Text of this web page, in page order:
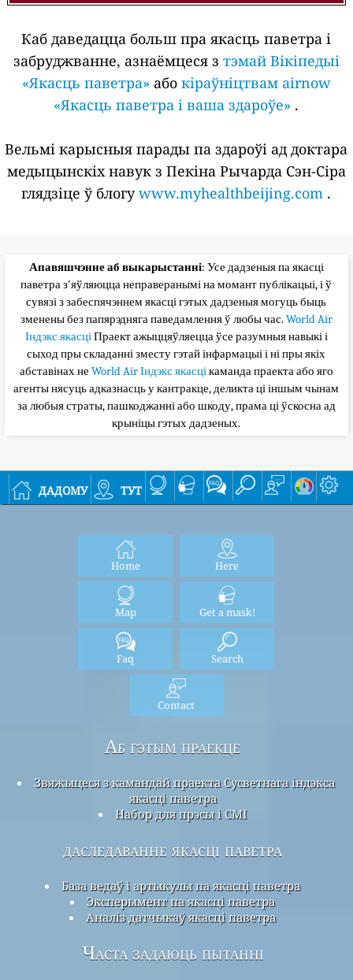
Каб даведацца больш пра якасць паветра і
забруджванне, азнаёмцеся з тэмай Вікіпедыі
«Якасць паветра» або кіраўніцтвам airnow
«Якасць паветра і ваша здароўе» .
Вельмі карысныя парады па здароўі ад доктара
медыцынскіх навук з Пекіна Рычарда Сэн-Сіра
глядзіце ў блогуwww.myhealthbeijing.com .
Апавяшчэнне аб выкарыстанні: Усе дадзеныя па якасці
паветра з'яўляюцца неправеранымі на момант публікацыі, і ў
сувязі з забеспячэннем якасці гэтых дадзеныя могуць быць
зменены без папярэдняга паведамлення ў любы час.World Air
Індэкс якасціПраект ажыццяўляецца ўсе разумныя навыкі і
сыход пры складанні зместу гэтай інфармацыі і ні пры якіх
абставінах не World Air Індэкс якасцікаманда праекта або яго
агенты нясуць адказнасць у кантракце, деликта ці іншым чынам
за любыя страты, пашкоджанні або шкоду, прама ці ўскосна ад
крыніцы гэтых дадзеных.
дадому тут
Home Here
Map Get a mask!
Faq Search
Contact
Аб гэтым праекце
Звяжыцеся з камандай праекта Сусветнага індэкса
якасці паветра
Набор для прэсы і СМІ
даследаванне якасці паветра
База ведаў і артыкулы па якасці паветра
Эксперымент па якасці паветра
Аналіз датчыкаў якасці паветра
Часта задаюць пытанні